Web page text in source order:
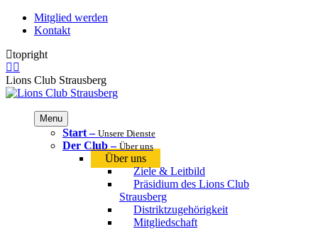
Zum
Inhalt
Mitglied werden
Kontakt
topright
Facebook
page
opens
window
page
opens
window
Lions Club Strausberg
Menu
Start– Unsere Dienste
Der Club– Über uns
Über uns
Ziele & Leitbild
Präsidium des Lions Club
Strausberg
Distriktzugehörigkeit
Mitgliedschaft